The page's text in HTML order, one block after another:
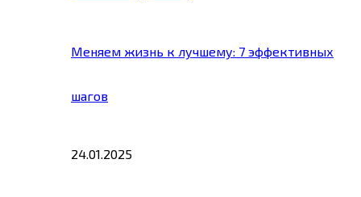
Меняем жизнь к лучшему: 7 эффективных
шагов
24.01.2025